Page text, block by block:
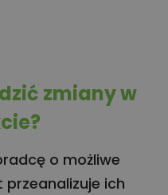
zmiany w
o możliwe
ich